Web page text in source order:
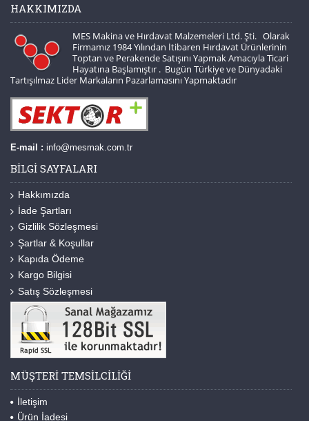
HAKKIMIZDA
MES Makina ve Hırdavat Malzemeleri Ltd. Şti. Olarak
Firmamız 1984 Yılından İtibaren Hırdavat Ürünlerinin
Toptan ve Perakende Satışını Yapmak Amacıyla Ticari
Hayatına Başlamıştır . Bugün Türkiye ve Dünyadaki
Tartışılmaz Lider Markaların Pazarlamasını Yapmaktadır
E-mail : info@mesmak.com.tr
BILGI SAYFALARI
Hakkımızda
İade Şartları
Gizlilik Sözleşmesi
Şartlar & Koşullar
Kapıda Ödeme
Kargo Bilgisi
Satış Sözleşmesi
MÜŞTERI TEMSILCILIĞI
İletişim
Ürün İadesi